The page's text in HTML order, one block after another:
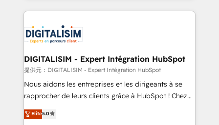
clients.” - Brian Garvey, VP, Solutions Partner
Program, HubSpot.
strengthen your digital transformation and minimize
Implementation partner, we provide expertise to
drive your business forward. Since 2015 we are fully
dedicated to HubSpot and with an experienced
team (50+), we work with reputable companies in
B2B sectors such as manufacturing, SaaS and
business services. We prepare a customized
impact of your digital transformation, including a
DIGITALISIM - Expert Intégration HubSpot
提供元：DIGITALISIM - Expert Intégration HubSpot
Nous aidons les entreprises et les dirigeants à se
rapprocher de leurs clients grâce à HubSpot ! Chez
DIGITALISIM, nous avons l'intime conviction que la
réussite des entreprises passe par l’innovation web,
Elite5.0